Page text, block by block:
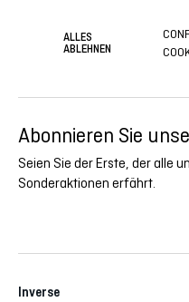
Abonnieren Sie
Seien Sie der Erste, der alle
Sonderaktionen erfährt.
Inverse
ALLES
ABLEHNEN